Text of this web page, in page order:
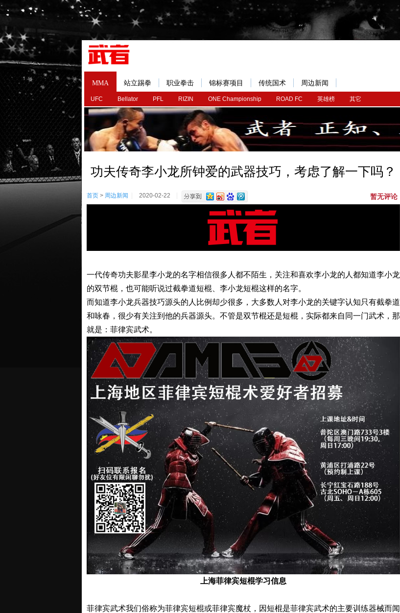
MMA
UFC Bellator PFL RIZIN ONE Championship ROAD FC 英雄榜 其它
站立踢拳 职业拳击 锦标赛项目 传统国术 周边新闻
功夫传奇李小龙所钟爱的武器技巧，考虑了解一下吗？
首页 > 周边新闻 2020-02-22 暂无评论
一代传奇功夫影星李小龙的名字相信很多人都不陌生，关注和喜欢李小龙的人都知道李小龙
的双节棍，也可能听说过截拳道短棍、李小龙短棍这样的名字。
而知道李小龙兵器技巧源头的人比例却少很多，大多数人对李小龙的关键字认知只有截拳道
和咏春，很少有关注到他的兵器源头。不管是双节棍还是短棍，实际都来自同一门武术，那
就是：菲律宾武术。
上海菲律宾短棍学习信息
菲律宾武术我们俗称为菲律宾短棍或菲律宾魔杖，因短棍是菲律宾武术的主要训练器械而闻